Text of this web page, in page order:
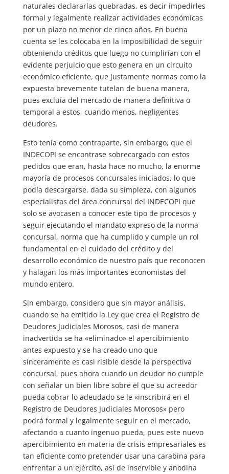
naturales declararlas quebradas, es decir impedirles
formal y legalmente realizar actividades económicas
por un plazo no menor de cinco años. En buena
cuenta se les colocaba en la imposibilidad de seguir
obteniendo créditos que luego no cumplirían con el
evidente perjuicio que esto genera en un circuito
económico eficiente, que justamente normas como la
expuesta brevemente tutelan de buena manera,
pues excluía del mercado de manera definitiva o
temporal a estos, cuando menos, negligentes
deudores.
Esto tenía como contraparte, sin embargo, que el
INDECOPI se encontrase sobrecargado con estos
pedidos que eran, hasta hace no mucho, la enorme
mayoría de procesos concursales iniciados, lo que
podía descargarse, dada su simpleza, con algunos
especialistas del área concursal del INDECOPI que
solo se avocasen a conocer este tipo de procesos y
seguir ejecutando el mandato expreso de la norma
concursal, norma que ha cumplido y cumple un rol
fundamental en el cuidado del crédito y del
desarrollo económico de nuestro país que reconocen
y halagan los más importantes economistas del
mundo entero.
Sin embargo, considero que sin mayor análisis,
cuando se ha emitido la Ley que crea el Registro de
Deudores Judiciales Morosos, casi de manera
inadvertida se ha «eliminado» el apercibimiento
antes expuesto y se ha creado uno que
sinceramente es casi risible desde la perspectiva
concursal, pues ahora cuando un deudor no cumple
con señalar un bien libre sobre el que su acreedor
pueda cobrar lo adeudado se le «inscribirá en el
Registro de Deudores Judiciales Morosos» pero
podrá formal y legalmente seguir en el mercado,
afectando a cuanto ingenuo pueda, pues este nuevo
apercibimiento en materia de crisis empresariales es
tan eficiente como pretender usar una carabina para
enfrentar a un ejército, así de inservible y anodina